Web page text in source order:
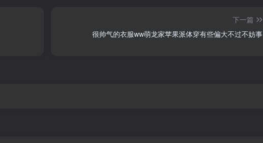
下一篇
很帅气的衣服ww萌龙家苹果派体穿有些偏大不过不妨事